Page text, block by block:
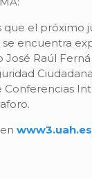
el próximo
encuentra
José Raúl
Conferencias